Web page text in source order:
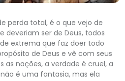
perda total, é o que vejo de
deveriam ser de Deus, todos
extrema que faz doer todo
de Deus e vê com seus
as nações, a verdade é cruel, a
é uma fantasia, mas ela